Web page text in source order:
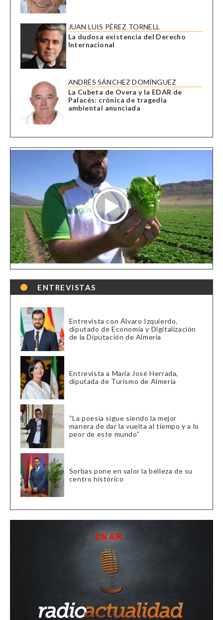
JUAN LUIS PÉREZ TORNELL
La dudosa existencia del Derecho
Internacional
ANDRÉS SÁNCHEZ DOMÍNGUEZ
La Cubeta de Overa y la EDAR de
Palacés: crónica de tragedia
ambiental anunciada
ENTREVISTAS
Entrevista con Álvaro Izquierdo,
diputado de Economía y Digitalización
de la Diputación de Almería
Entrevista a María José Herrada,
diputada de Turismo de Almería
“La poesía sigue siendo la mejor
manera de dar la vuelta al tiempo y a lo
peor de este mundo”
Sorbas pone en valor la belleza de su
centro histórico